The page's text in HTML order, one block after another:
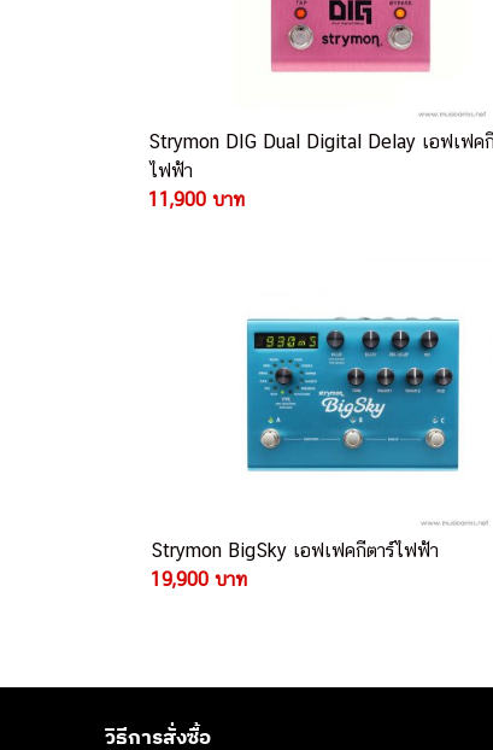
Strymon DIG Dual Digital Delay เอฟเฟค
ไฟฟ้า
11,900 บาท
Strymon BigSky เอฟเฟคกีตาร์ไฟฟ้า
19,900 บาท
วิธีการสั่งซื้อ